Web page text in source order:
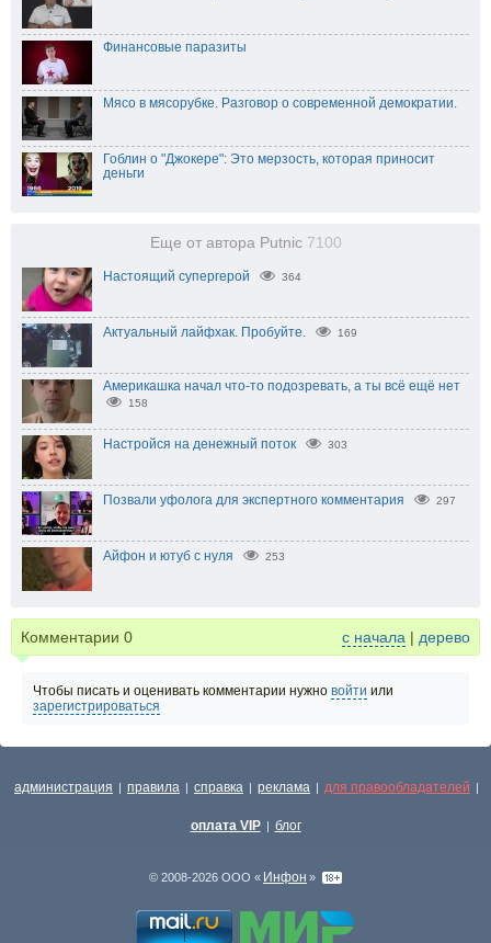
Финансовые паразиты
Мясо в мясорубке. Разговор о современной демократии.
Гоблин о "Джокере": Это мерзость, которая приносит
деньги
Еще от автора Putnic 7100
Настоящий супергерой 364
Актуальный лайфхак. Пробуйте. 169
Америкашка начал что-то подозревать, а ты всё ещё нет
158
Настройся на денежный поток 303
Позвали уфолога для экспертного комментария 297
Айфон и ютуб с нуля 253
Комментарии 0 с начала | дерево
Чтобы писать и оценивать комментарии нужно войти или
зарегистрироваться
администрация | правила | справка | реклама | для правообладателей |
оплата VIP | блог
© 2008-2026 ООО « Инфон »